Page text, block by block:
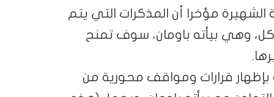
الشهيرة مؤخرا أن المذكرات التي يتم
وهي بيأته باومان، سوف تمنح
قرارات ومواقف محورية من